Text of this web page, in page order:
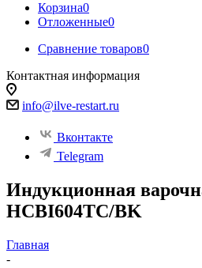
Корзина0
Отложенные0
Сравнение товаров0
Контактная информация
info@ilve-restart.ru
Вконтакте
Telegram
Индукционная
HCBI604TC/BK
Главная
-